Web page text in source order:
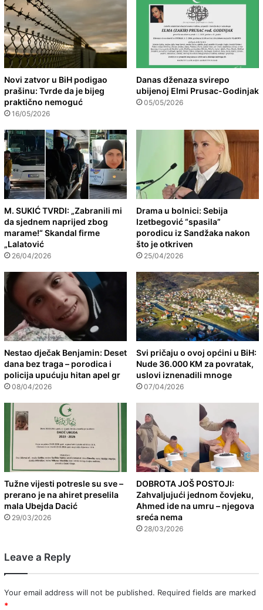
Novi zatvor u BiH podigao
prašinu: Tvrde da je bijeg
praktično nemoguć
16/05/2026
Danas dženaza svirepo
ubijenoj Elmi Prusac-Godinjak
05/05/2026
M. SUKIĆ TVRDI: „Zabranili mi
da sjednem naprijed zbog
marame!“ Skandal firme
„Lalatović
26/04/2026
Drama u bolnici: Sebija
Izetbegović “spasila”
porodicu iz Sandžaka nakon
što je otkriven
25/04/2026
Nestao dječak Benjamin: Deset
dana bez traga – porodica i
policija upućuju hitan apel gr
08/04/2026
Svi pričaju o ovoj općini u BiH:
Nude 36.000 KM za povratak,
uslovi iznenadili mnoge
07/04/2026
Tužne vijesti potresle su sve –
prerano je na ahiret preselila
mala Ubejda Dacić
29/03/2026
DOBROTA JOŠ POSTOJI:
Zahvaljujući jednom čovjeku,
Ahmed ide na umru – njegova
sreća nema
28/03/2026
Leave a Reply
Your email address will not be published. Required fields are marked
*